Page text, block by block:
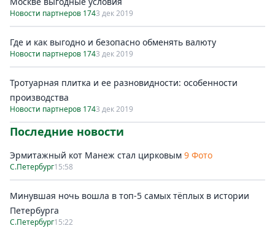
Новости партнеров 1743 дек 2019
Где и как выгодно и безопасно обменять валюту
Новости партнеров 1743 дек 2019
Тротуарная плитка и ее разновидности: особенности
производства
Новости партнеров 1743 дек 2019
Последние новости
Эрмитажный кот Манеж стал цирковым 9 Фото
С.Петербург15:58
Минувшая ночь вошла в топ-5 самых тёплых в истории
Петербурга
С.Петербург15:22